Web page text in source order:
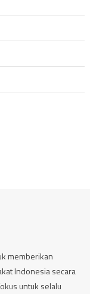
memberikan
Indonesia secara
untuk selalu